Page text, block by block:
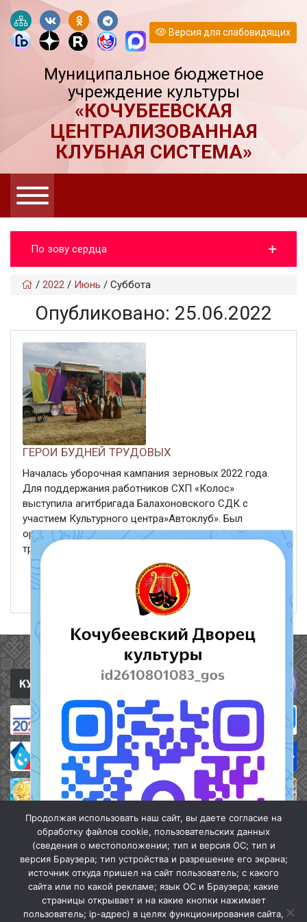
Версия для слабовидящих
Муниципальное бюджетное
учреждение культуры
«КОЧУБЕЕВСКАЯ
ЦЕНТРАЛИЗОВАННАЯ
КЛУБНАЯ СИСТЕМА»
По зову сердца
/ 2022 / Июнь / Суббота
Опубликовано: 25.06.2022
ГЕРОИ БУДНЕЙ ТРУДОВЫХ
Началась уборочная кампания зерновых 2022 года.
Для поддержания работников СХП «Колос»
выступила агитбригада Балахоновского СДК с
участием Культурного центра»Автоклуб». Был
организован и проведен концерт «Герои будней
трудовых».
Полезные ссылки
Продолжая использовать наш сайт, вы даете согласие на
обработку файлов cookie, пользовательских данных
(сведения о местоположении; тип и версия ОС; тип и
версия Браузера; тип устройства и разрешение его экрана;
источник откуда пришел на сайт пользователь; с какого
сайта или по какой рекламе; язык ОС и Браузера; какие
страницы открывает и на какие кнопки нажимает
пользователь; ip-адрес) в целях функционирования сайта,